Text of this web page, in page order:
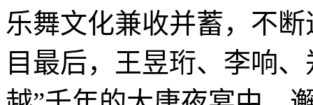
乐舞文化兼收并蓄，不
目最后，王昱珩、李响